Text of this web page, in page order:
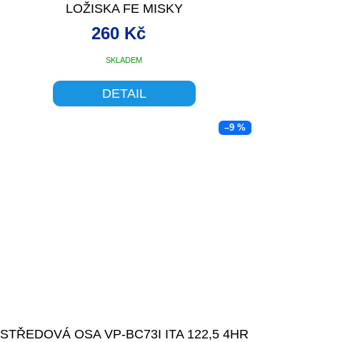
LOŽISKA FE MISKY
SKLADEM
260 Kč
DETAIL
–9 %
STŘEDOVÁ OSA VP-BC73I ITA 122,5 4HR